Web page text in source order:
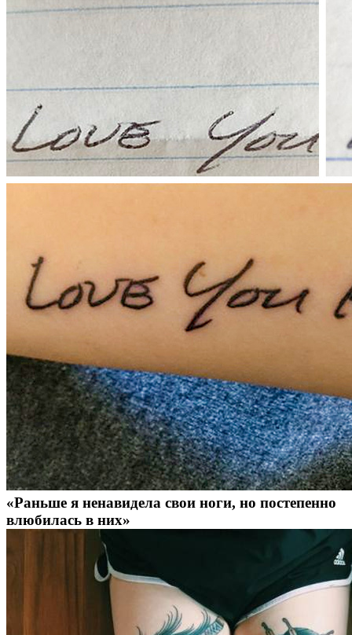
«Раньше я ненавидела свои ноги, но постепенно
влюбилась в них»